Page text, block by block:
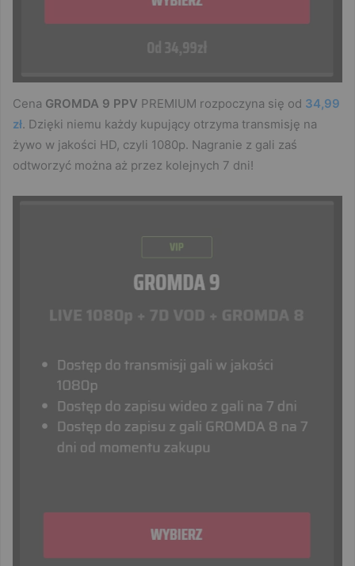
Cena GROMDA 9 PPV PREMIUM rozpoczyna się od 34,99
zł. Dzięki niemu każdy kupujący otrzyma transmisję na
żywo w jakości HD, czyli 1080p. Nagranie z gali zaś
odtworzyć można aż przez kolejnych 7 dni!